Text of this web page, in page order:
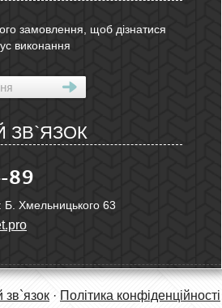
замовлення, щоб дізнатися
виконання
ЗВ`ЯЗОК
89
Хмельницького 63
зв`язок · Політика конфіденційності